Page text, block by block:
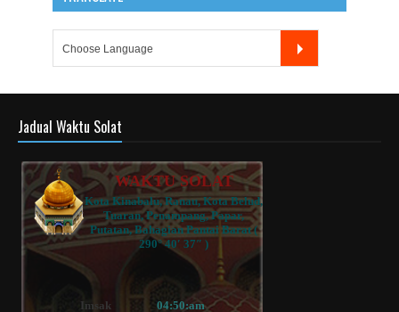
Jadual Waktu Solat